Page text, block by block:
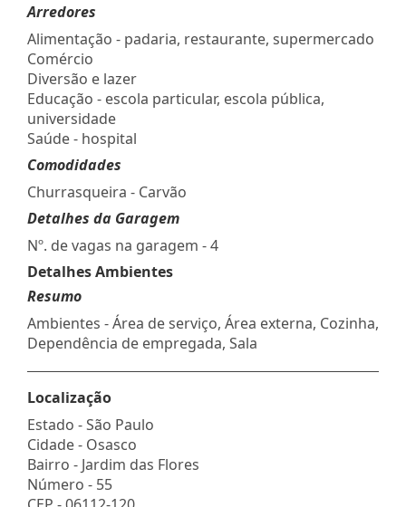
Arredores
Alimentação - padaria, restaurante, supermercado
Comércio
Diversão e lazer
Educação - escola particular, escola pública,
universidade
Saúde - hospital
Comodidades
Churrasqueira - Carvão
Detalhes da Garagem
Nº. de vagas na garagem - 4
Detalhes Ambientes
Resumo
Ambientes - Área de serviço, Área externa, Cozinha,
Dependência de empregada, Sala
Localização
Estado -São Paulo
Cidade - Osasco
Bairro - Jardim das Flores
Número - 55